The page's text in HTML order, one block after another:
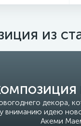
из
декора,
идею
Акеми